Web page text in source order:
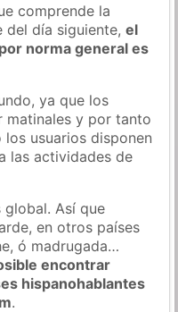
comprende la
del día siguiente,el
norma general es
ya que los
matinales y por tanto
usuarios disponen
las actividades de
global. Así que
en otros países
ó madrugada…
encontrar
hispanohablantes
.